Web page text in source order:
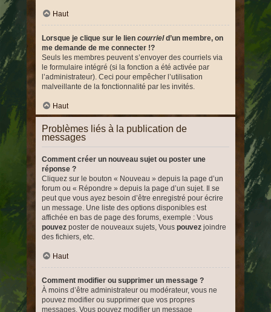
Haut
Lorsque je clique sur le lien courrield’un membre, on
me demande de me connecter !?
Seuls les membres peuvent s’envoyer des courriels via
le formulaire intégré (si la fonction a été activée par
l’administrateur). Ceci pour empêcher l’utilisation
malveillante de la fonctionnalité par les invités.
Haut
Problèmes liés à la publication de
messages
Comment créer un nouveau sujet ou poster une
réponse ?
Cliquez sur le bouton « Nouveau » depuis la page d’un
forum ou « Répondre » depuis la page d’un sujet. Il se
peut que vous ayez besoin d’être enregistré pour écrire
un message. Une liste des options disponibles est
affichée en bas de page des forums, exemple : Vous
pouvez poster de nouveaux sujets, Vous pouvez joindre
des fichiers, etc.
Haut
Comment modifier ou supprimer un message ?
À moins d’être administrateur ou modérateur, vous ne
pouvez modifier ou supprimer que vos propres
messages. Vous pouvez modifier un message